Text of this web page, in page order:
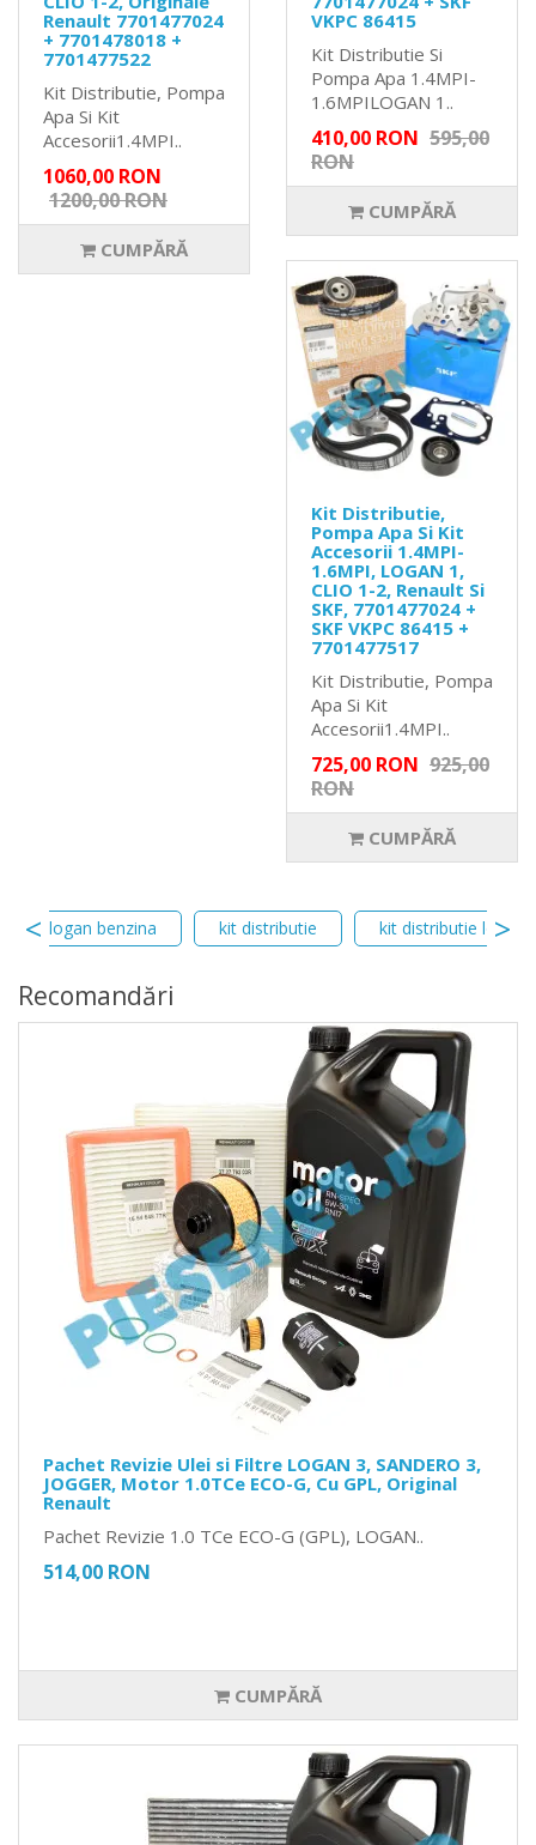
Renault 7701477024
+ 7701478018 +
7701477522
Kit Distributie, Pompa
Apa Si Kit
Accesorii1.4MPI..
1060,00 RON
1200,00 RON
CUMPĂRĂ
VKPC 86415
Kit Distributie Si
Pompa Apa 1.4MPI-
1.6MPILOGAN 1..
410,00 RON 595,00
RON
CUMPĂRĂ
Kit Distributie,
Pompa Apa Si Kit
Accesorii 1.4MPI-
1.6MPI, LOGAN 1,
CLIO 1-2, Renault Si
SKF, 7701477024 +
SKF VKPC 86415 +
7701477517
Kit Distributie, Pompa
Apa Si Kit
Accesorii1.4MPI..
725,00 RON 925,00
RON
CUMPĂRĂ
apa logan benzina kit distributie kit distributie logan
Recomandări
Pachet Revizie Ulei si Filtre LOGAN 3, SANDERO 3,
JOGGER, Motor 1.0TCe ECO-G, Cu GPL, Original
Renault
Pachet Revizie 1.0 TCe ECO-G (GPL), LOGAN..
514,00 RON
CUMPĂRĂ